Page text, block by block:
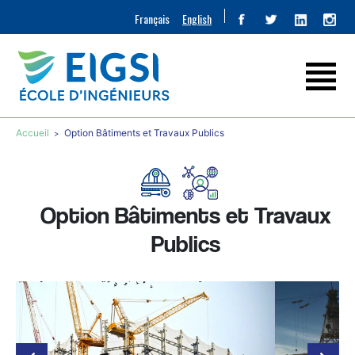
Français English
Accueil Option Bâtiments et Travaux Publics
Option Bâtiments et Travaux
Publics